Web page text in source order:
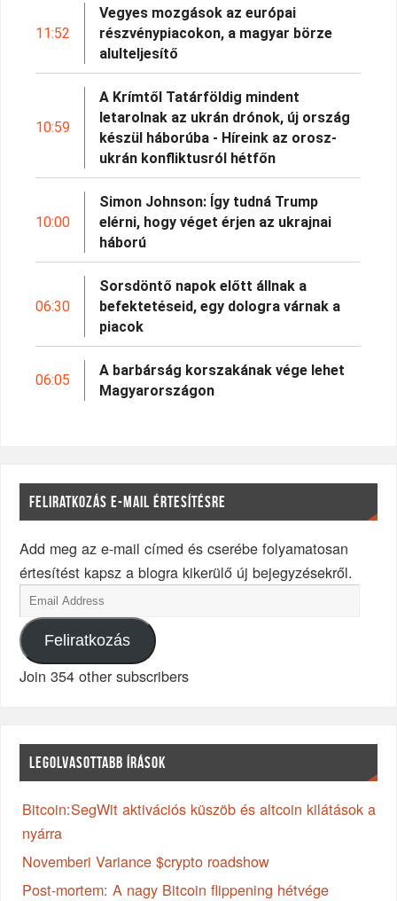
11:52
Vegyes mozgások az európai
részvénypiacokon, a magyar börze
alulteljesítő
10:59
A Krímtől Tatárföldig mindent
letarolnak az ukrán drónok, új ország
készül háborúba - Híreink az orosz-
ukrán konfliktusról hétfőn
10:00
Simon Johnson: Így tudná Trump
elérni, hogy véget érjen az ukrajnai
háború
06:30
Sorsdöntő napok előtt állnak a
befektetéseid, egy dologra várnak a
piacok
06:05
A barbárság korszakának vége lehet
Magyarországon
FELIRATKOZÁS E-MAIL ÉRTESÍTÉSRE
Add meg az e-mail címed és cserébe folyamatosan
értesítést kapsz a blogra kikerülő új bejegyzésekről.
Feliratkozás
Join 354 other subscribers
LEGOLVASOTTABB ÍRÁSOK
Bitcoin:SegWit aktivációs küszöb és altcoin kilátások a
nyárra
Novemberi Variance $crypto roadshow
Post-mortem: A nagy Bitcoin flippening hétvége